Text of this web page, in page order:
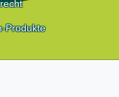
Produkte